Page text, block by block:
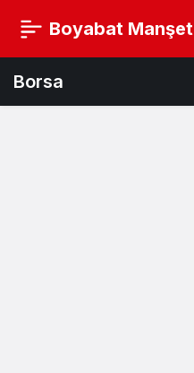
Boyabat Manşet
Borsa